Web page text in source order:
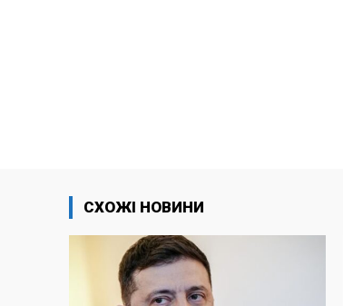
СХОЖІ НОВИНИ